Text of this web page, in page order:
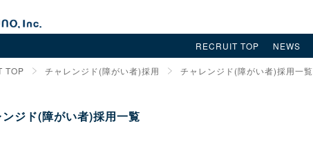
RECRUIT TOP
NEWS
TOP チャレンジド(障がい者)採用 チャレンジド(障がい者)採用一覧
ジド(障がい者)採用一覧